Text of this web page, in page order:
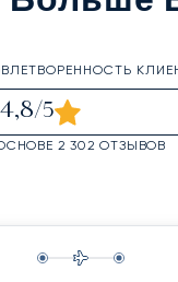
4,8/5
2 302 ОТЗЫВОВ